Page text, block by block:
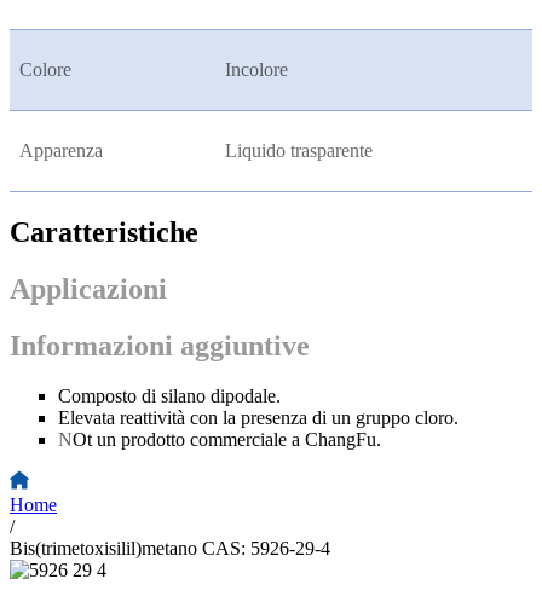
Colore Incolore
Apparenza Liquido trasparente
Caratteristiche
Applicazioni
Informazioni aggiuntive
Composto di silano dipodale.
Elevata reattività con la presenza di un gruppo cloro.
NOt un prodotto commerciale a ChangFu.
Home
/
Bis(trimetoxisilil)metano CAS: 5926-29-4